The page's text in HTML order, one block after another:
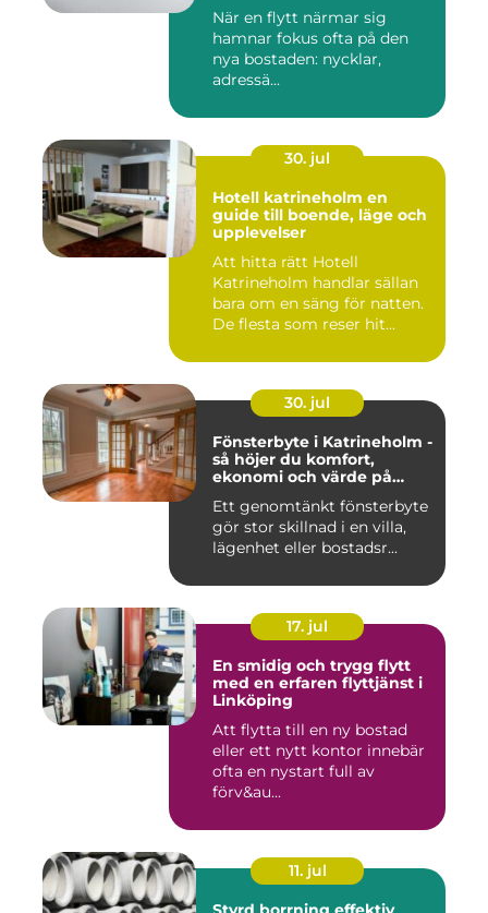
När en flytt närmar sig
hamnar fokus ofta på den
nya bostaden: nycklar,
adressä...
30. jul
Hotell katrineholm en
guide till boende, läge och
upplevelser
Att hitta rätt Hotell
Katrineholm handlar sällan
bara om en säng för natten.
De flesta som reser hit...
30. jul
Fönsterbyte i Katrineholm -
så höjer du komfort,
ekonomi och värde på
Ett genomtänkt fönsterbyte
gör stor skillnad i en villa,
lägenhet eller bostadsr...
17. jul
En smidig och trygg flytt
med en erfaren flyttjänst i
Linköping
Att flytta till en ny bostad
eller ett nytt kontor innebär
ofta en nystart full av
förv&au...
11. jul